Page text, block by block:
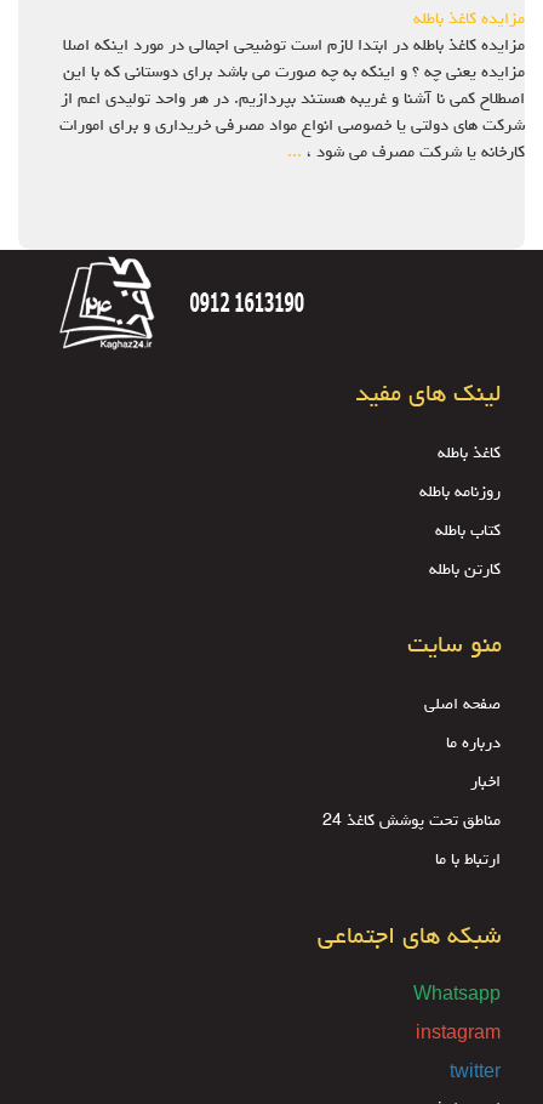
مزایده کاغذ باطله
مزایده کاغذ باطله در ابتدا لازم است توضیحی اجمالی در مورد اینکه اصلا
مزایده یعنی چه ؟ و اینکه به چه صورت می باشد برای دوستانی که با این
اصطلاح کمی نا آشنا و غریبه هستند بپردازیم. در هر واحد تولیدی اعم از
شرکت های دولتی یا خصوصی انواع مواد مصرفی خریداری و برای امورات
کارخانه یا شرکت مصرف می شود ، ...
لینک های مفید
کاغذ باطله
روزنامه باطله
کتاب باطله
کارتن باطله
منو سایت
صفحه اصلی
درباره ما
اخبار
مناطق تحت پوشش کاغذ 24
ارتباط با ما
شبکه های اجتماعی
Whatsapp
instagram
twitter